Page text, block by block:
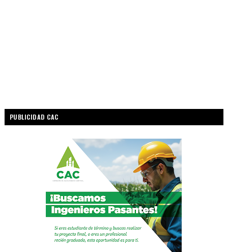
PUBLICIDAD CAC